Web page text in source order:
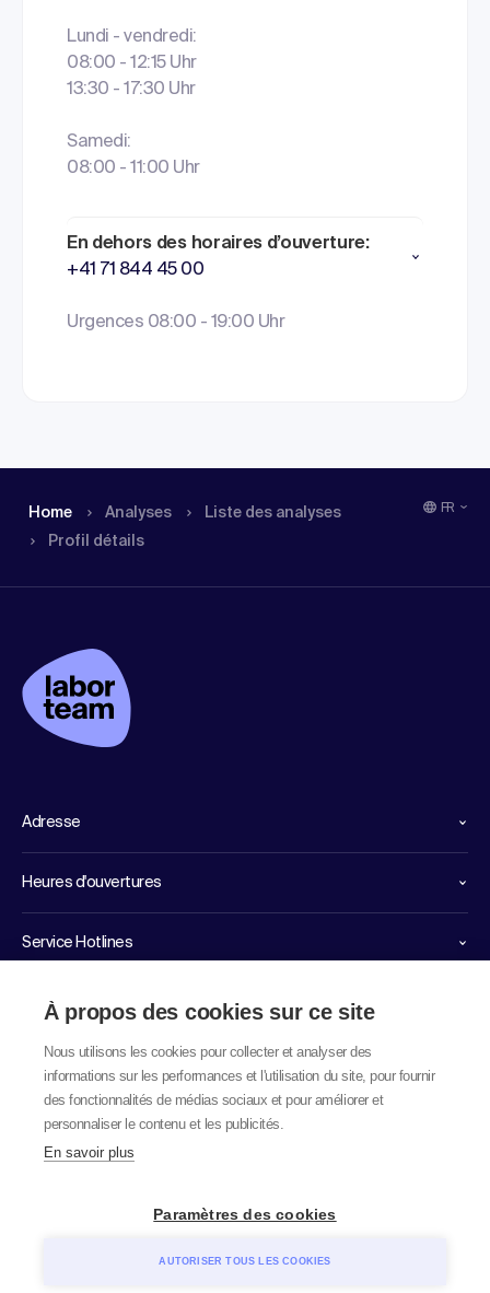
Lundi - vendredi:
08:00 - 12:15 Uhr
13:30 - 17:30 Uhr
Samedi:
08:00 - 11:00 Uhr
En dehors des horaires d’ouverture:
+41 71 844 45 00
Urgences 08:00 - 19:00 Uhr
Home Analyses
Liste des analyses
Profil détails
FR
Adresse
Heures d'ouvertures
Service Hotlines
Liens importants
À propos des cookies sur ce site
Nous utilisons les cookies pour collecter et analyser des
informations sur les performances et l'utilisation du site, pour fournir
des fonctionnalités de médias sociaux et pour améliorer et
personnaliser le contenu et les publicités.
En savoir plus
Paramètres des cookies
AUTORISER TOUS LES COOKIES